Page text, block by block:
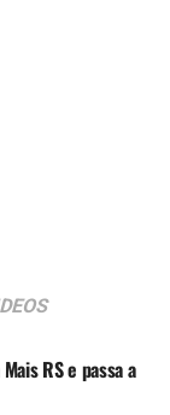
RS e passa a